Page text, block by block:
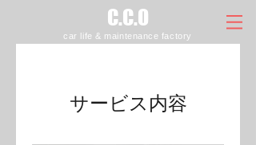
C.C.O
car life & maintenance factory
サービス内容